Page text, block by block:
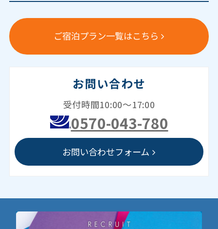
ご宿泊プラン一覧はこちら
お問い合わせ
受付時間10:00～17:00
0570-043-780
お問い合わせフォーム